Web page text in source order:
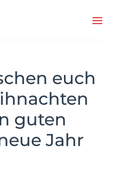
euch
guten
Jahr